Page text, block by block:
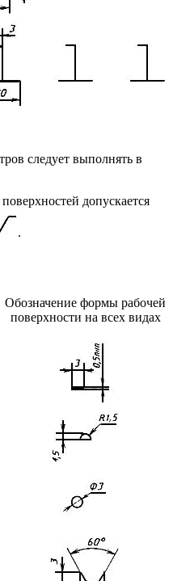
следует выполнять в
допускается
.
Обозначение формы рабочей
поверхности на всех видах